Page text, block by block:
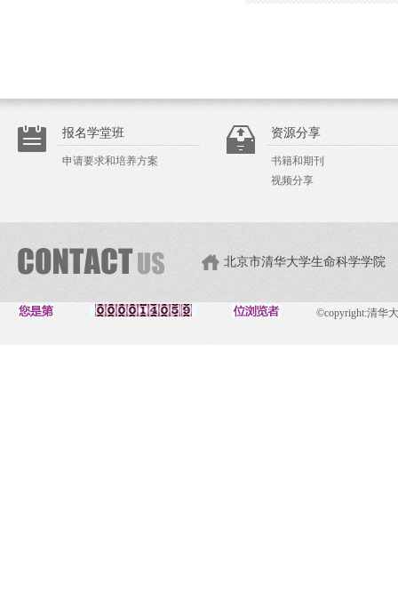
报名学堂班
申请要求和培养方案
资源分享
书籍和期刊
视频分享
北京市清华大学生命科学学院
©copyright:清华